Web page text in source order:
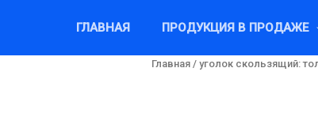
ГЛАВНАЯ ПРОДУКЦИЯ В ПРОДАЖЕ
Главная / уголок скользящий: